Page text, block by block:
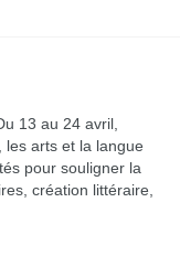
13 au 24 avril,
les arts et la langue
pour souligner la
création littéraire,